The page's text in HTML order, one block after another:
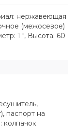
нержавеющая
(межосевое)
1 ", Высота: 60
паспорт на
колпачок